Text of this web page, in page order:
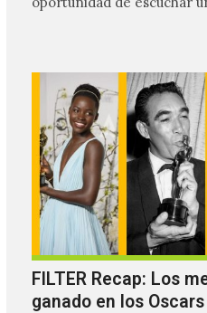
FILTER Recap: Los
ganado en los